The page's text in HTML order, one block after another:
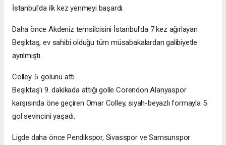
İstanbul'da ilk kez yenmeyi başardı.
Daha önce Akdeniz temsilcisini İstanbul'da 7 kez ağırlayan
Beşiktaş, ev sahibi olduğu tüm müsabakalardan galibiyetle
ayrılmıştı.
Colley 5. golünü attı
Beşiktaş'ı 9. dakikada attığı golle Corendon Alanyaspor
karşısında öne geçiren Omar Colley, siyah-beyazlı formayla 5.
gol sevincini yaşadı.
Ligde daha önce Pendikspor, Sivasspor ve Samsunspor